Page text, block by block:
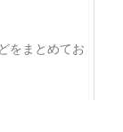
をまとめてお